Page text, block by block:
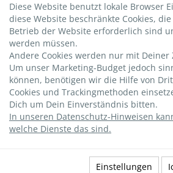
Diese Website benutzt lokale Browser
diese Website beschränkte Cookies,
Betrieb der Website erforderlich sind
werden müssen.
Andere Cookies werden nur mit Deiner
Um unser Marketing-Budget jedoch
können, benötigen wir die Hilfe von
Cookies und Trackingmethoden
Dich um Dein Einverständnis bitten.
In unseren Datenschutz-Hinweisen
welche Dienste das sind.
Einstellungen
Wichtige Gästeinfos
Infos zur Kurtaxe
Hundestrände
DTV-Sterne
strandsommer-Bewertung
Livebild Seebrücke
Datenschutz|AGBs
strandsommer